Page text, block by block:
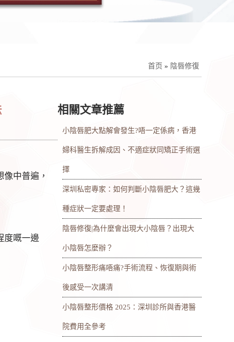
首页 » 陰唇修復
中普遍，
度嘅一邊
相關文章推薦
小陰唇肥大點解會發生?唔一定係病，香港
婦科醫生拆解成因、不適症狀同矯正手術選
擇
深圳私密專家：如何判斷小陰唇肥大？這幾
種症狀一定要處理！
陰唇修復|為什麼會出現大小陰唇？出現大
小陰唇怎麼辦？
小陰唇整形痛唔痛?手術流程、恢復期與術
後感受一次講清
小陰唇整形價格 2025：深圳診所與香港醫
院費用全參考